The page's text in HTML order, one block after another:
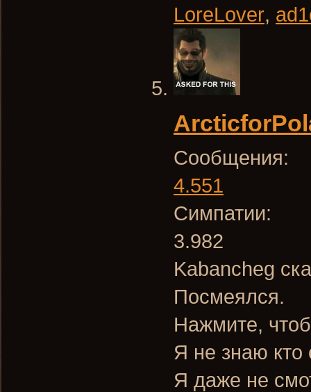
LoreLover,
Сообщения:
4.551
Симпатии:
3.982
Kabancheg
Посмеялся.
Нажмите,
Я не знаю кто
Я даже не